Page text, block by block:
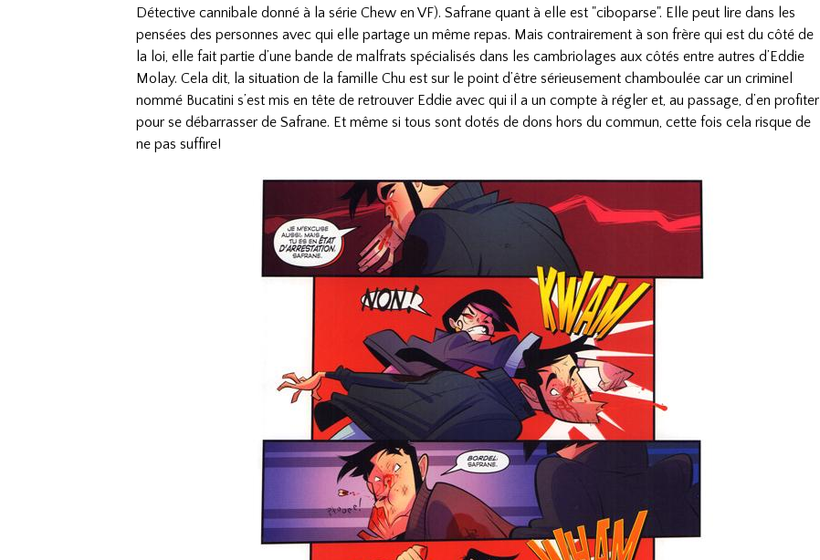
Détective cannibale donné à la série Chew en VF). Safrane quant à elle est "ciboparse". Elle peut lire dans les
pensées des personnes avec qui elle partage un même repas. Mais contrairement à son frère qui est du côté de
la loi, elle fait partie d’une bande de malfrats spécialisés dans les cambriolages aux côtés entre autres d’Eddie
Molay. Cela dit, la situation de la famille Chu est sur le point d’être sérieusement chamboulée car un criminel
nommé Bucatini s’est mis en tête de retrouver Eddie avec qui il a un compte à régler et, au passage, d’en profiter
pour se débarrasser de Safrane. Et même si tous sont dotés de dons hors du commun, cette fois cela risque de
ne pas suffire!